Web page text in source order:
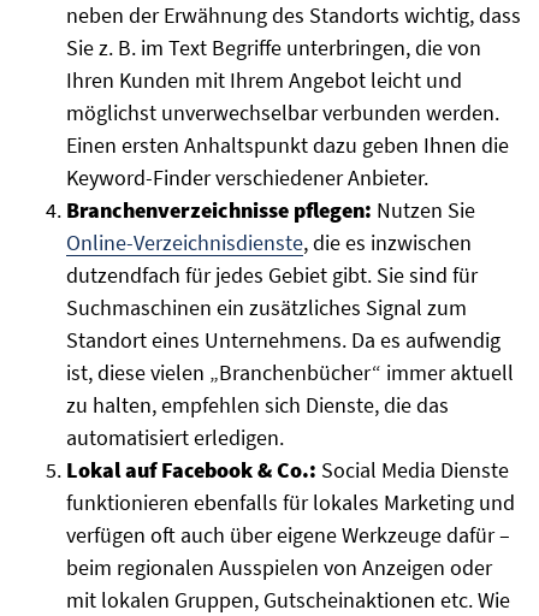
neben der Erwähnung des Standorts wichtig, dass
Sie z. B. im Text Begriffe unterbringen, die von
Ihren Kunden mit Ihrem Angebot leicht und
möglichst unverwechselbar verbunden werden.
Einen ersten Anhaltspunkt dazu geben Ihnen die
Keyword-Finder verschiedener Anbieter.
Branchenverzeichnisse pflegen: Nutzen Sie
Online-Verzeichnisdienste, die es inzwischen
dutzendfach für jedes Gebiet gibt. Sie sind für
Suchmaschinen ein zusätzliches Signal zum
Standort eines Unternehmens. Da es aufwendig
ist, diese vielen „Branchenbücher“ immer aktuell
zu halten, empfehlen sich Dienste, die das
automatisiert erledigen.
Lokal auf Facebook & Co.: Social Media Dienste
funktionieren ebenfalls für lokales Marketing und
verfügen oft auch über eigene Werkzeuge dafür –
beim regionalen Ausspielen von Anzeigen oder
mit lokalen Gruppen, Gutscheinaktionen etc. Wie